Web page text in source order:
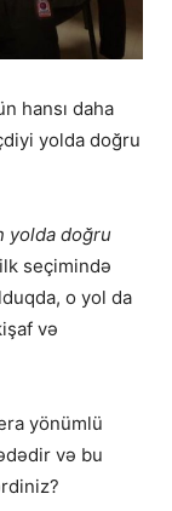
hansı daha
yolda doğru
yolda doğru
seçimində
o yol da
və
yönümlü
və bu